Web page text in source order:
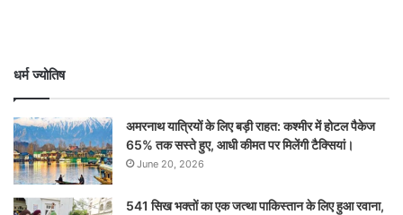
धर्म ज्योतिष
अमरनाथ यात्रियों के लिए बड़ी राहत: कश्मीर में होटल पैकेज
65% तक सस्ते हुए, आधी कीमत पर मिलेंगी टैक्सियां।
June 20, 2026
541 सिख भक्तों का एक जत्था पाकिस्तान के लिए हुआ रवाना,